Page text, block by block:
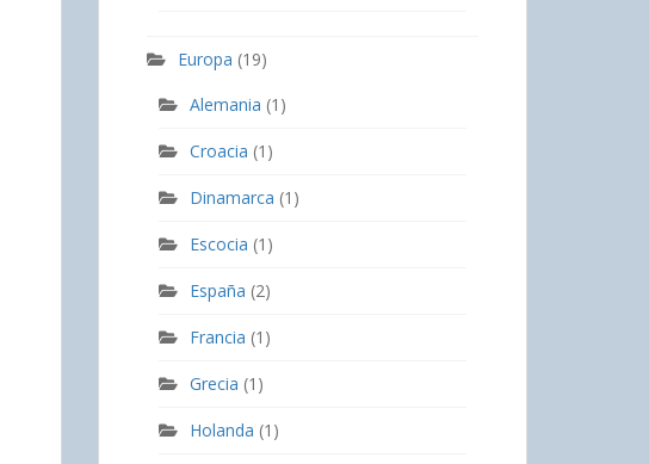
Europa (19)
Alemania (1)
Croacia (1)
Dinamarca (1)
Escocia (1)
España (2)
Francia (1)
Grecia (1)
Holanda (1)